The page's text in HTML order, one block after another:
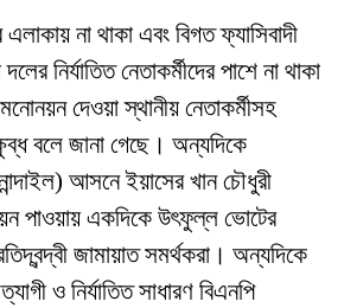
এলাকায় না থাকা এবং বিগত ফ্যাসিবাদী
নির্যাতিত নেতাকর্মীদের পাশে না থাকা
দেওয়া স্থানীয় নেতাকর্মীসহ
বলে জানা গেছে। অন্যদিকে
আসনে ইয়াসের খান চৌধুরী
পাওয়ায় একদিকে উৎফুল্ল ভোটের
জামায়াত সমর্থকরা। অন্যদিকে
ও নির্যাতিত সাধারণ বিএনপি